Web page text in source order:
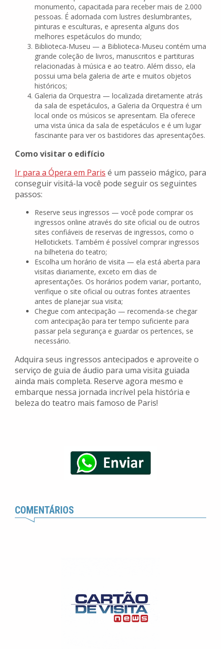
monumento, capacitada para receber mais de 2.000
pessoas. É adornada com lustres deslumbrantes,
pinturas e esculturas, e apresenta alguns dos
melhores espetáculos do mundo;
Biblioteca-Museu — a Biblioteca-Museu contém uma
grande coleção de livros, manuscritos e partituras
relacionadas à música e ao teatro. Além disso, ela
possui uma bela galeria de arte e muitos objetos
históricos;
Galeria da Orquestra — localizada diretamente atrás
da sala de espetáculos, a Galeria da Orquestra é um
local onde os músicos se apresentam. Ela oferece
uma vista única da sala de espetáculos e é um lugar
fascinante para ver os bastidores das apresentações.
Como visitar o edifício
Ir para a Ópera em Paris é um passeio mágico, para
conseguir visitá-la você pode seguir os seguintes
passos:
Reserve seus ingressos — você pode comprar os
ingressos online através do site oficial ou de outros
sites confiáveis de reservas de ingressos, como o
Hellotickets. Também é possível comprar ingressos
na bilheteria do teatro;
Escolha um horário de visita — ela está aberta para
visitas diariamente, exceto em dias de
apresentações. Os horários podem variar, portanto,
verifique o site oficial ou outras fontes atraentes
antes de planejar sua visita;
Chegue com antecipação — recomenda-se chegar
com antecipação para ter tempo suficiente para
passar pela segurança e guardar os pertences, se
necessário.
Adquira seus ingressos antecipados e aproveite o
serviço de guia de áudio para uma visita guiada
ainda mais completa. Reserve agora mesmo e
embarque nessa jornada incrível pela história e
beleza do teatro mais famoso de Paris!
COMENTÁRIOS